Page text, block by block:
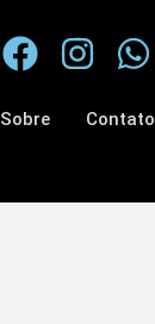
Sobre Contato